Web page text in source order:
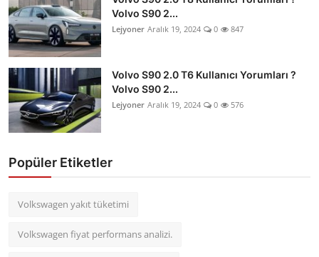
Volvo S90 2...
Lejyoner Aralık 19, 2024 0 847
Volvo S90 2.0 T6 Kullanıcı Yorumları ?
Volvo S90 2...
Lejyoner Aralık 19, 2024 0 576
Popüler Etiketler
Volkswagen yakıt tüketimi
Volkswagen fiyat performans analizi.